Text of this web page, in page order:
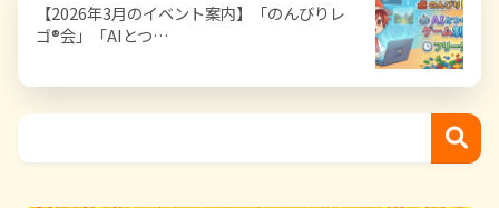
【2026年3月のイベント案内】「のんびりレ
ゴ®会」「AIとつ…